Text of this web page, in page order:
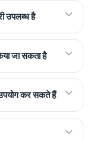
उपलब्ध है
जा सकता है
कर सकते हैं